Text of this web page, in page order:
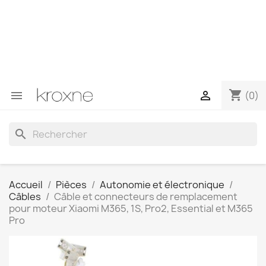
 shopping_cart (0)

search
Accueil Pièces
Autonomie et électronique
Câbles
Câble et connecteurs de remplacement
pour moteur Xiaomi M365, 1S, Pro2, Essential et M365
Pro